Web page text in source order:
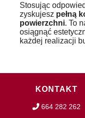
Stosując
zyskujesz pełną
powierzchni. To
osiągnąć
każdej realizacji
KONTAKT
664 282 262